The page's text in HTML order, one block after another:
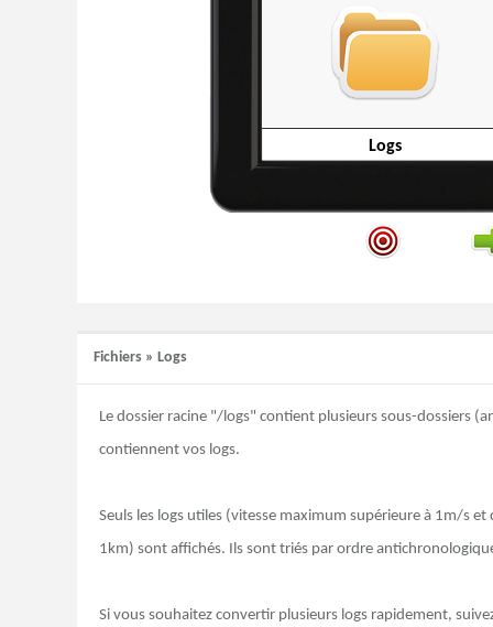
Logs
Fichiers » Logs
Le dossier racine "/logs" contient plusieurs sous-dossiers
contiennent vos logs.
Seuls les logs utiles (vitesse maximum supérieure à 1m/s
1km) sont affichés. Ils sont triés par ordre
Si vous souhaitez convertir plusieurs logs rapidement,